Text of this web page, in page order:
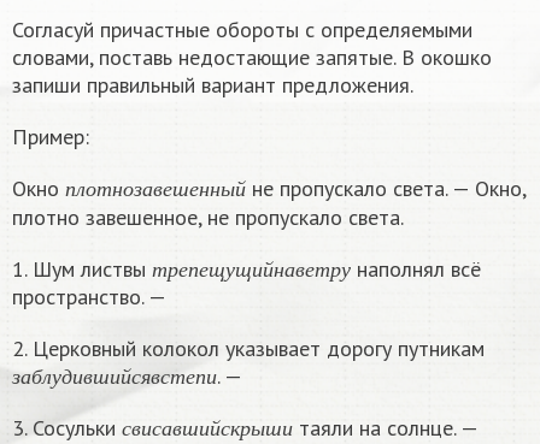
Согласуй причастные обороты с определяемыми
словами, поставь недостающие запятые. В окошко
запиши правильный вариант предложения.
Пример:
Окно
пл о т н о з а в е ш е н н ы й
н
не пропускало света. — Окно,
плотно завешенное, не пропускало света.
1. Шум листвы
т р е п е щ у щ и й н а в е т р у
наполнял всё
пространство. —
2. Церковный колокол указывает дорогу путникам
з а бл у д и в ш и й сяв с т е п и
за блудившийсявст епи
. —
3. Сосульки
с в и с а в ш и й с кр ы ш и таяли на солнце. —